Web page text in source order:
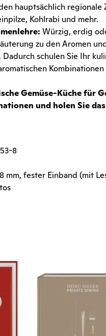
hauptsächlich
Kohlrabi und mehr.
Würzig, erdig
zu den Aromen
schulen Sie Ihr
Gemüse-Küche für
und holen Sie
8
mm, fester Einband (mit